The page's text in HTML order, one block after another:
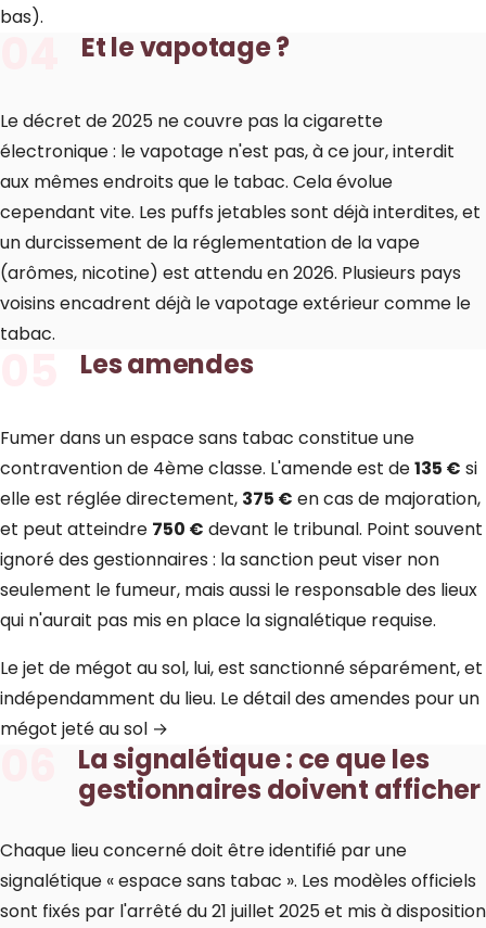
bas).
Et le vapotage ?
Le décret de 2025 ne couvre pas la cigarette
électronique : le vapotage n'est pas, à ce jour, interdit
aux mêmes endroits que le tabac. Cela évolue
cependant vite. Les puffs jetables sont déjà interdites, et
un durcissement de la réglementation de la vape
(arômes, nicotine) est attendu en 2026. Plusieurs pays
voisins encadrent déjà le vapotage extérieur comme le
tabac.
Les amendes
Fumer dans un espace sans tabac constitue une
contravention de 4ème classe. L'amende est de135 € si
elle est réglée directement, 375 € en cas de majoration,
et peut atteindre 750 € devant le tribunal. Point souvent
ignoré des gestionnaires : la sanction peut viser non
seulement le fumeur, mais aussi le responsable des lieux
qui n'aurait pas mis en place la signalétique requise.
Le jet de mégot au sol, lui, est sanctionné séparément, et
indépendamment du lieu. Le détail des amendes pour un
mégot jeté au sol →
La signalétique : ce que les
gestionnaires doivent afficher
Chaque lieu concerné doit être identifié par une
signalétique « espace sans tabac ». Les modèles officiels
sont fixés par l'arrêté du 21 juillet 2025 et mis à disposition